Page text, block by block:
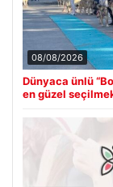
08/08/2026
Dünyaca ünlü
en güzel